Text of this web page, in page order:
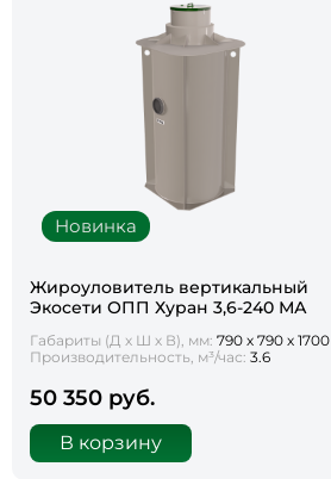
Новинка
Жироуловитель вертикальный
Экосети ОПП Хуран 3,6-240 МА
Габариты (Д х Ш х В), мм: 790 х 790 х 1700
Производительность, м³/час: 3.6
50 350 руб.
В корзину